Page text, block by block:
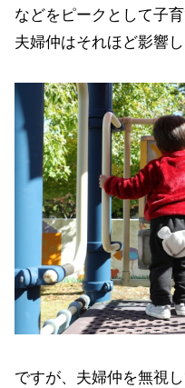
などをピークとして子
夫婦仲はそれほど影響
ですが、夫婦仲を無視